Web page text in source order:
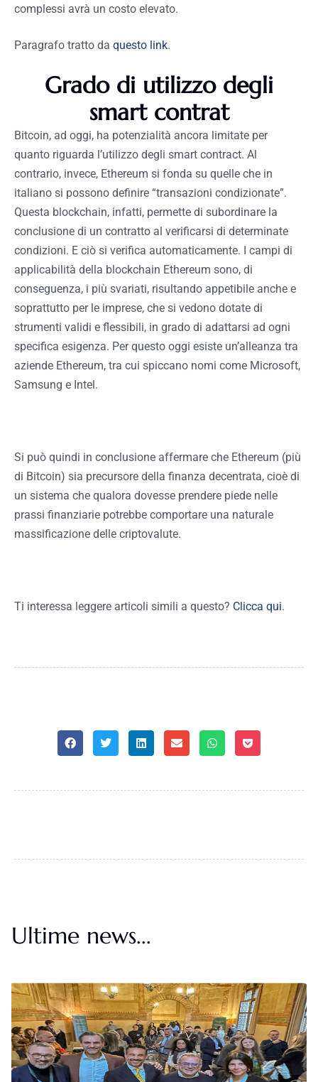
complessi avrà un costo elevato.
Paragrafo tratto da questo link.
Grado di utilizzo degli
smart contrat
Bitcoin, ad oggi, ha potenzialità ancora limitate per
quanto riguarda l’utilizzo degli smart contract. Al
contrario, invece, Ethereum si fonda su quelle che in
italiano si possono definire “transazioni condizionate”.
Questa blockchain, infatti, permette di subordinare la
conclusione di un contratto al verificarsi di determinate
condizioni. E ciò si verifica automaticamente. I campi di
applicabilità della blockchain Ethereum sono, di
conseguenza, i più svariati, risultando appetibile anche e
soprattutto per le imprese, che si vedono dotate di
strumenti validi e flessibili, in grado di adattarsi ad ogni
specifica esigenza. Per questo oggi esiste un’alleanza tra
aziende Ethereum, tra cui spiccano nomi come Microsoft,
Samsung e Intel.
Si può quindi in conclusione affermare che Ethereum (più
di Bitcoin) sia precursore della finanza decentrata, cioè di
un sistema che qualora dovesse prendere piede nelle
prassi finanziarie potrebbe comportare una naturale
massificazione delle criptovalute.
Ti interessa leggere articoli simili a questo? Clicca qui.
Ultime news...